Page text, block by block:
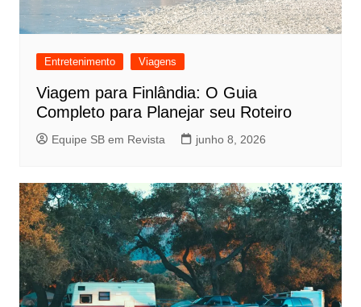
Entretenimento Viagens
Viagem para Finlândia: O Guia
Completo para Planejar seu Roteiro
Equipe SB em Revista junho 8, 2026